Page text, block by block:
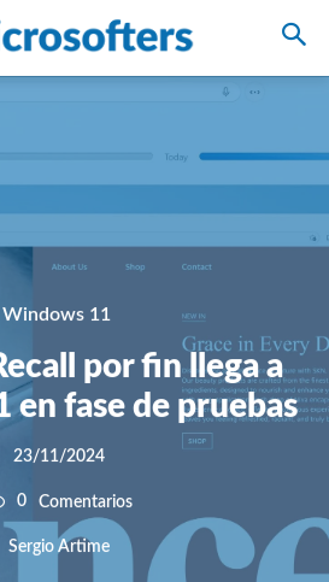
Windows 11
por fin llega a
en fase de pruebas
23/11/2024
0 Comentarios
Sergio Artime